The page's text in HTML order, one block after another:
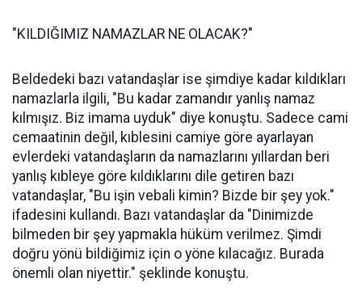
"KILDIĞIMIZ NAMAZLAR NE OLACAK?"
Beldedeki bazı vatandaşlar ise şimdiye kadar kıldıkları
namazlarla ilgili, "Bu kadar zamandır yanlış namaz
kılmışız. Biz imama uyduk" diye konuştu. Sadece cami
cemaatinin değil, kıblesini camiye göre ayarlayan
evlerdeki vatandaşların da namazlarını yıllardan beri
yanlış kıbleye göre kıldıklarını dile getiren bazı
vatandaşlar, "Bu işin vebali kimin? Bizde bir şey yok."
ifadesini kullandı. Bazı vatandaşlar da "Dinimizde
bilmeden bir şey yapmakla hüküm verilmez. Şimdi
doğru yönü bildiğimiz için o yöne kılacağız. Burada
önemli olan niyettir." şeklinde konuştu.